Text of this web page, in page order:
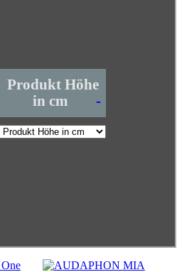
Produkt Höhe
in cm
-